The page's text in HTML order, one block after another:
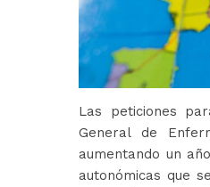
Las peticiones
General de
aumentando un
autonómicas que